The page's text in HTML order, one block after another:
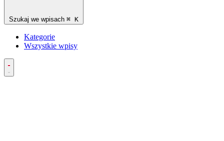
Szukaj we wpisach ⌘ K
Kategorie
Wszystkie wpisy